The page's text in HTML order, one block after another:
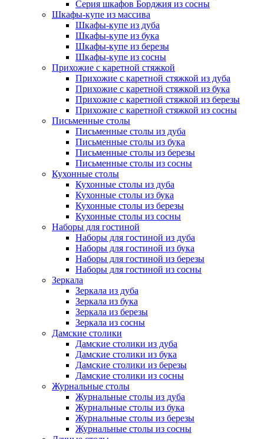
Серия шкафов Борджия из сосны
Шкафы-купе из массива
Шкафы-купе из дуба
Шкафы-купе из бука
Шкафы-купе из березы
Шкафы-купе из сосны
Прихожие с каретной стяжкой
Прихожие с каретной стяжкой из дуба
Прихожие с каретной стяжкой из бука
Прихожие с каретной стяжкой из березы
Прихожие с каретной стяжкой из сосны
Письменные столы
Письменные столы из дуба
Письменные столы из бука
Письменные столы из березы
Письменные столы из сосны
Кухонные столы
Кухонные столы из дуба
Кухонные столы из бука
Кухонные столы из березы
Кухонные столы из сосны
Наборы для гостиной
Наборы для гостиной из дуба
Наборы для гостиной из бука
Наборы для гостиной из березы
Наборы для гостиной из сосны
Зеркала
Зеркала из дуба
Зеркала из бука
Зеркала из березы
Зеркала из сосны
Дамские столики
Дамские столики из дуба
Дамские столики из бука
Дамские столики из березы
Дамские столики из сосны
Журнальные столы
Журнальные столы из дуба
Журнальные столы из бука
Журнальные столы из березы
Журнальные столы из сосны